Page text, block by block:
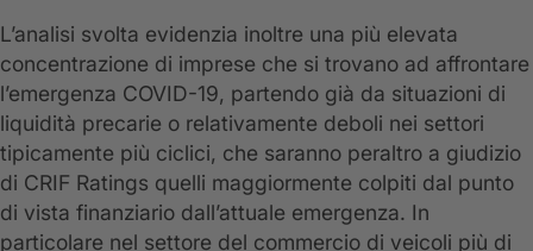
L’analisi svolta evidenzia inoltre una più elevata
concentrazione di imprese che si trovano ad affrontare
l’emergenza COVID-19, partendo già da situazioni di
liquidità precarie o relativamente deboli nei settori
tipicamente più ciclici, che saranno peraltro a giudizio
di CRIF Ratings quelli maggiormente colpiti dal punto
di vista finanziario dall’attuale emergenza. In
particolare nel settore del commercio di veicoli più di